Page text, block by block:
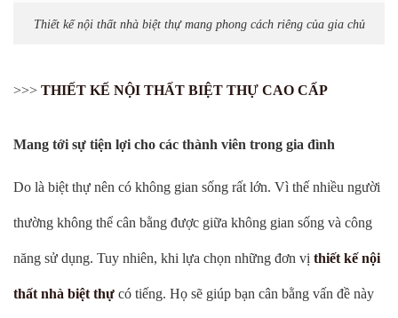
Thiết kế nội thất nhà biệt thự mang phong cách riêng của gia chủ
>>> THIẾT KẾ NỘI THẤT BIỆT THỰ CAO CẤP
Mang tới sự tiện lợi cho các thành viên trong gia đình
Do là biệt thự nên có không gian sống rất lớn. Vì thế nhiều người
thường không thể cân bằng được giữa không gian sống và công
năng sử dụng. Tuy nhiên, khi lựa chọn những đơn vị thiết kế nội
thất nhà biệt thự có tiếng. Họ sẽ giúp bạn cân bằng vấn đề này